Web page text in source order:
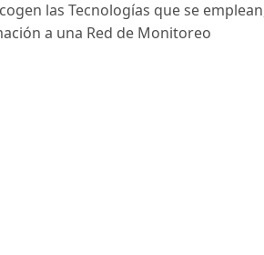
las Tecnologías que se
a una Red de Monitoreo